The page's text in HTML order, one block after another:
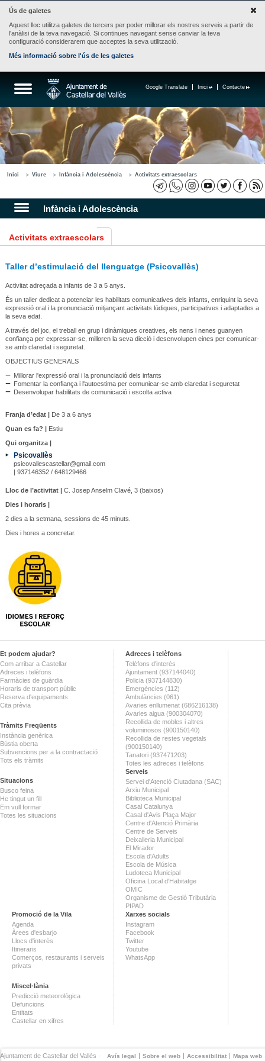
Ús de galetes
Aquest lloc utilitza galetes de tercers per poder millorar els nostres serveis a partir de
l'anàlisi de la teva navegació. Si continues navegant sense canviar la teva
configuració considerarem que acceptes la seva utilització.
Més informació sobre l'ús de les galetes
Contacte
Inici
Google Translate
Inici Viure Infància i Adolescència Activitats extraescolars
Infància i Adolescència
Activitats extraescolars
Taller d’estimulació del llenguatge (Psicovallès)
Activitat adreçada a infants de 3 a 5 anys.
És un taller dedicat a potenciar les habilitats comunicatives dels infants, enriquint la seva
expressió oral i la pronunciació mitjançant activitats lúdiques, participatives i adaptades a
la seva edat.
A través del joc, el treball en grup i dinàmiques creatives, els nens i nenes guanyen
confiança per expressar-se, milloren la seva dicció i desenvolupen eines per comunicar-
se amb claredat i seguretat.
OBJECTIUS GENERALS
Millorar l'expressió oral i la pronunciació dels infants
Fomentar la confiança i l'autoestima per comunicar-se amb claredat i seguretat
Desenvolupar habilitats de comunicació i escolta activa
Franja d’edat |De 3 a 6 anys
Quan es fa? |Estiu
Qui organitza |
Psicovallès
psicovallescastellar@gmail.com
| 937146352 / 648129466
Lloc de l’activitat |C. Josep Anselm Clavé, 3 (baixos)
Dies i horaris |
2 dies a la setmana, sessions de 45 minuts.
Dies i hores a concretar.
Et podem ajudar?
Com arribar a Castellar
Adreces i telèfons
Farmàcies de guàrdia
Horaris de transport públic
Reserva d'equipaments
Cita prèvia
Tràmits Freqüents
Instància genèrica
Bústia oberta
Subvencions per a la contractació
Tots els tràmits
Situacions
Busco feina
He tingut un fill
Em vull formar
Totes les situacions
Adreces i telèfons
Telèfons d'interès
Ajuntament (937144040)
Policia (937144830)
Emergències (112)
Ambulàncies (061)
Avaries enllumenat (686216138)
Avaries aigua (900304070)
Recollida de mobles i altres
voluminosos (900150140)
Recollida de restes vegetals
(900150140)
Tanatori (937471203)
Totes les adreces i telèfons
Serveis
Servei d'Atenció Ciutadana (SAC)
Arxiu Municipal
Biblioteca Municipal
Casal Catalunya
Casal d'Avis Plaça Major
Centre d'Atenció Primària
Centre de Serveis
Deixalleria Municipal
El Mirador
Escola d'Adults
Escola de Música
Ludoteca Municipal
Oficina Local d'Habitatge
OMIC
Organisme de Gestió Tributària
PIPAD
Promoció de la Vila
Agenda
Àrees d'esbarjo
Llocs d'interès
Itineraris
Comerços, restaurants i serveis
privats
Miscel·lània
Predicció meteorològica
Defuncions
Entitats
Castellar en xifres
Xarxes socials
Instagram
Facebook
Twitter
Youtube
WhatsApp
Avís legal Sobre el web Accessibilitat Mapa web
Ajuntament de Castellar del Vallès ·